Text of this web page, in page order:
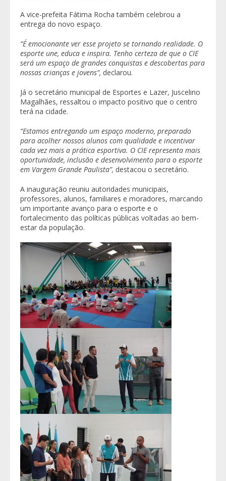
A vice-prefeita Fátima Rocha também celebrou a
entrega do novo espaço.
“É emocionante ver esse projeto se tornando realidade. O
esporte une, educa e inspira. Tenho certeza de que o CIE
será um espaço de grandes conquistas e descobertas para
nossas crianças e jovens”, declarou.
Já o secretário municipal de Esportes e Lazer, Juscelino
Magalhães, ressaltou o impacto positivo que o centro
terá na cidade.
“Estamos entregando um espaço moderno, preparado
para acolher nossos alunos com qualidade e incentivar
cada vez mais a prática esportiva. O CIE representa mais
oportunidade, inclusão e desenvolvimento para o esporte
em Vargem Grande Paulista”, destacou o secretário.
A inauguração reuniu autoridades municipais,
professores, alunos, familiares e moradores, marcando
um importante avanço para o esporte e o
fortalecimento das políticas públicas voltadas ao bem-
estar da população.